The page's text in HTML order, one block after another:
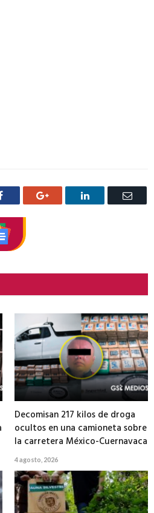
Facebook Google+ LinkedIn
Correo
Decomisan 217 kilos de droga
ocultos en una camioneta sobre
la carretera México-Cuernavaca
4 agosto, 2026